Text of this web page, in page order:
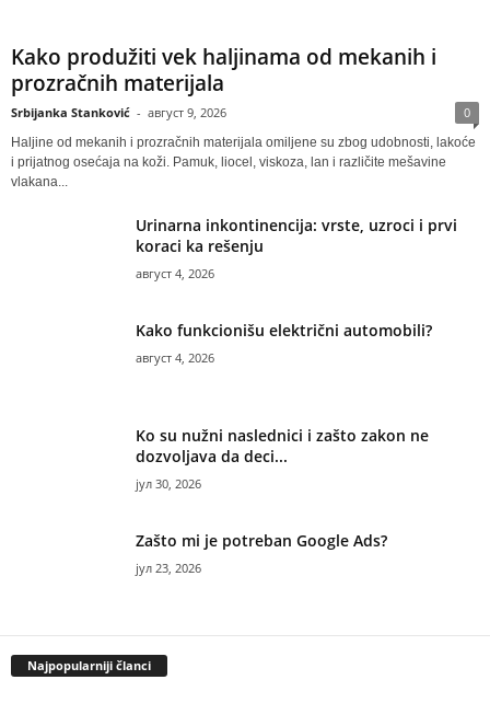
Kako produžiti vek haljinama od mekanih i
prozračnih materijala
Srbijanka Stanković - август 9, 2026 0
Haljine od mekanih i prozračnih materijala omiljene su zbog udobnosti, lakoće
i prijatnog osećaja na koži. Pamuk, liocel, viskoza, lan i različite mešavine
vlakana...
Urinarna inkontinencija: vrste, uzroci i prvi
koraci ka rešenju
август 4, 2026
Kako funkcionišu električni automobili?
август 4, 2026
Ko su nužni naslednici i zašto zakon ne
dozvoljava da deci...
јул 30, 2026
Zašto mi je potreban Google Ads?
јул 23, 2026
Najpopularniji članci